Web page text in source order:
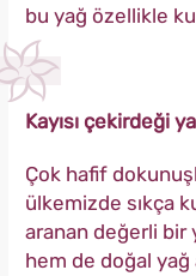
bu yağ özellikle
Kayısı çekirdeği
Çok hafif
ülkemizde sıkça
aranan değerli bir
hem de doğal